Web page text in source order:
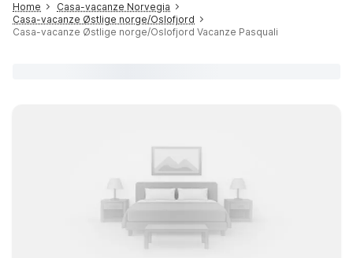
Home
Casa-vacanze Norvegia
Casa-vacanze Østlige norge/Oslofjord
Casa-vacanze Østlige norge/Oslofjord Vacanze Pasquali